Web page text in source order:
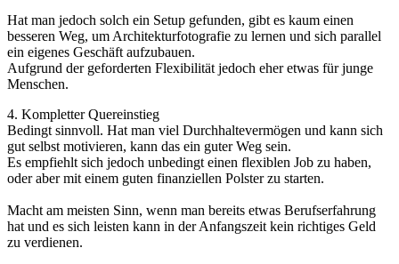
Hat man jedoch solch ein Setup gefunden, gibt es kaum einen
besseren Weg, um Architekturfotografie zu lernen und sich parallel
ein eigenes Geschäft aufzubauen.
Aufgrund der geforderten Flexibilität jedoch eher etwas für junge
Menschen.
‍4. Kompletter Quereinstieg
Bedingt sinnvoll. Hat man viel Durchhaltevermögen und kann sich
gut selbst motivieren, kann das ein guter Weg sein.
Es empfiehlt sich jedoch unbedingt einen flexiblen Job zu haben,
oder aber mit einem guten finanziellen Polster zu starten.
Macht am meisten Sinn, wenn man bereits etwas Berufserfahrung
hat und es sich leisten kann in der Anfangszeit kein richtiges Geld
zu verdienen.